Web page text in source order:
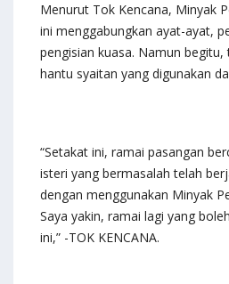
Menurut Tok Kencana, Minyak
ini menggabungkan ayat-ayat,
pengisian kuasa. Namun
hantu syaitan yang digunakan
“Setakat ini, ramai pasangan
isteri yang bermasalah telah
dengan menggunakan Minyak
Saya yakin, ramai lagi yang
ini,” -TOK KENCANA.